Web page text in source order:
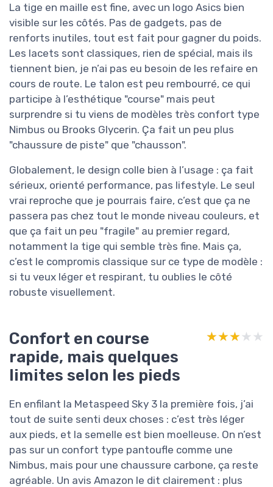
La tige en maille est fine, avec un logo Asics bien
visible sur les côtés. Pas de gadgets, pas de
renforts inutiles, tout est fait pour gagner du poids.
Les lacets sont classiques, rien de spécial, mais ils
tiennent bien, je n’ai pas eu besoin de les refaire en
cours de route. Le talon est peu rembourré, ce qui
participe à l’esthétique "course" mais peut
surprendre si tu viens de modèles très confort type
Nimbus ou Brooks Glycerin. Ça fait un peu plus
"chaussure de piste" que "chausson".
Globalement, le design colle bien à l’usage : ça fait
sérieux, orienté performance, pas lifestyle. Le seul
vrai reproche que je pourrais faire, c’est que ça ne
passera pas chez tout le monde niveau couleurs, et
que ça fait un peu "fragile" au premier regard,
notamment la tige qui semble très fine. Mais ça,
c’est le compromis classique sur ce type de modèle :
si tu veux léger et respirant, tu oublies le côté
robuste visuellement.
Confort en course
rapide, mais quelques
limites selon les pieds
★★★★★
★★★★★
En enfilant la Metaspeed Sky 3 la première fois, j’ai
tout de suite senti deux choses : c’est très léger
aux pieds, et la semelle est bien moelleuse. On n’est
pas sur un confort type pantoufle comme une
Nimbus, mais pour une chaussure carbone, ça reste
agréable. Un avis Amazon le dit clairement : plus